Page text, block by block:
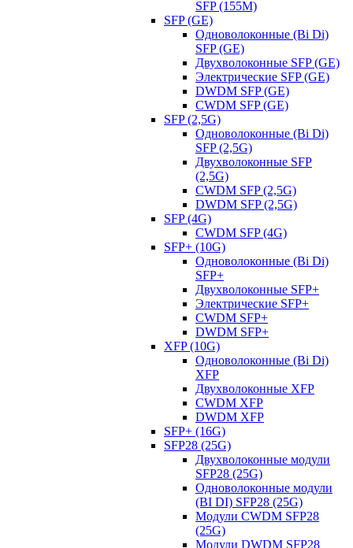
SFP (155M)
SFP (GE)
Одноволоконные (Bi Di)
SFP (GE)
Двухволоконные SFP (GE)
Электрические SFP (GE)
DWDM SFP (GE)
CWDM SFP (GE)
SFP (2,5G)
Одноволоконные (Bi Di)
SFP (2,5G)
Двухволоконные SFP
(2,5G)
CWDM SFP (2,5G)
DWDM SFP (2,5G)
SFP (4G)
CWDM SFP (4G)
SFP+ (10G)
Одноволоконные (Bi Di)
SFP+
Двухволоконные SFP+
Электрические SFP+
CWDM SFP+
DWDM SFP+
XFP (10G)
Одноволоконные (Bi Di)
XFP
Двухволоконные XFP
CWDM XFP
DWDM XFP
SFP+ (16G)
SFP28 (25G)
Двухволоконные модули
SFP28 (25G)
Одноволоконные модули
(BI DI) SFP28 (25G)
Модули CWDM SFP28
(25G)
Модули DWDM SFP28